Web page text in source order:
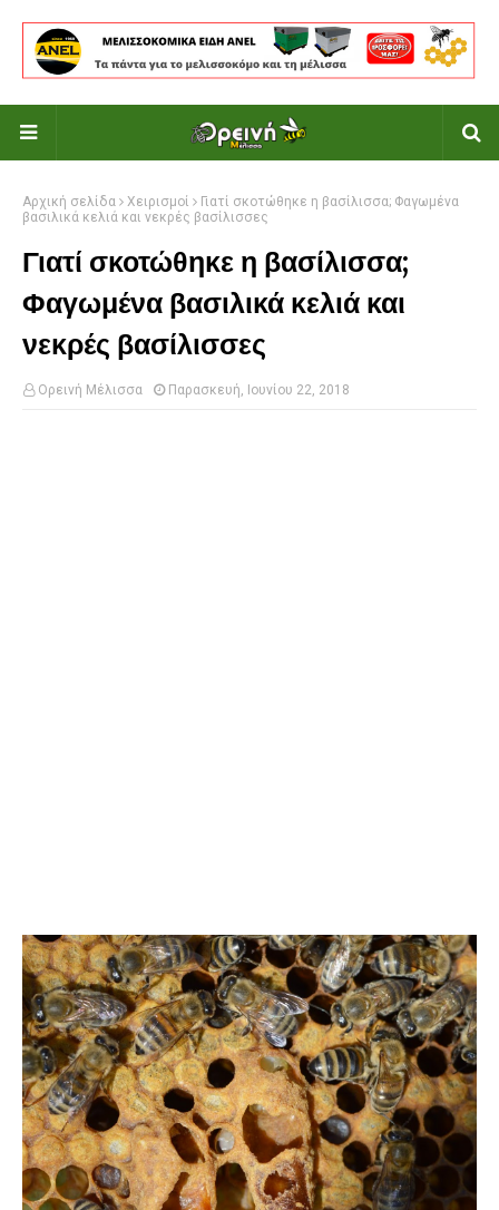
Αρχική σελίδα Χειρισμοί
Γιατί σκοτώθηκε η βασίλισσα; Φαγωμένα
βασιλικά κελιά και νεκρές βασίλισσες
Γιατί σκοτώθηκε η βασίλισσα;
Φαγωμένα βασιλικά κελιά και
νεκρές βασίλισσες
Ορεινή Μέλισσα Παρασκευή, Ιουνίου 22, 2018